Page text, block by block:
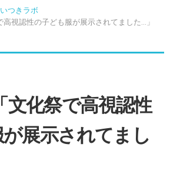
つきラボ
視認性の子ども服が展示されてました…」
化祭で高視認性
展示されてまし